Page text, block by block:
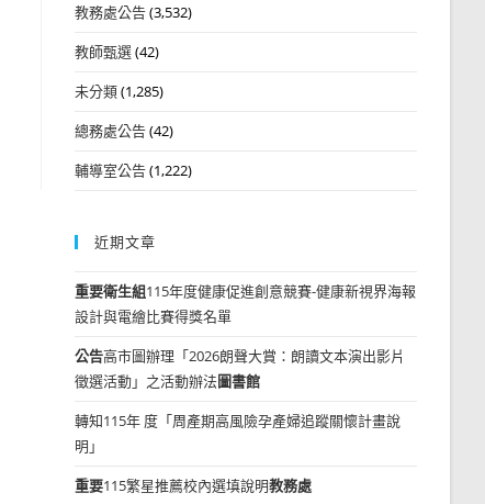
教務處公告(3,532)
教師甄選(42)
未分類(1,285)
總務處公告(42)
輔導室公告(1,222)
近期文章
重要衛生組115年度健康促進創意競賽-健康新視界海報
設計與電繪比賽得獎名單
公告高市圖辦理「2026朗聲大賞：朗讀文本演出影片
徵選活動」之活動辦法圖書館
轉知115年 度「周產期高風險孕產婦追蹤關懷計畫說
明」
重要115繁星推薦校內選填說明教務處